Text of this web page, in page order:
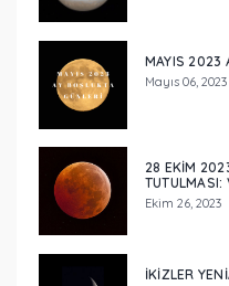
MAYIS 2023
Mayıs 06, 2023
28 EKİM
TUTULMASI:
Ekim 26, 2023
İKİZLER